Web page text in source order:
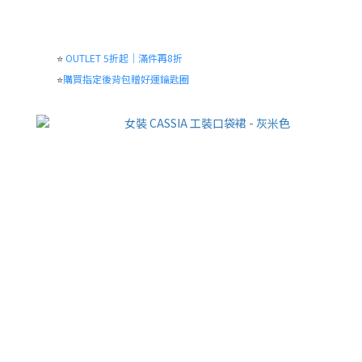
⭐OUTLET 5折起｜滿件再8折
⭐購買指定後背包贈好運鑰匙圈